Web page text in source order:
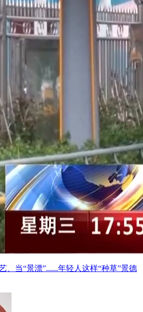
、当“景漂”......年轻人这样“种草”景德